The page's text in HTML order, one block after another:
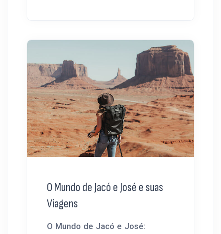
O Mundo de Jacó e José e suas
Viagens
O Mundo de Jacó e José: